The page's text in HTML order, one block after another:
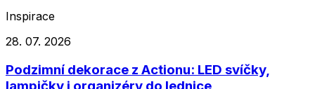
Inspirace
28. 07. 2026
Podzimní dekorace z Actionu: LED svíčky,
lampičky i organizéry do lednice